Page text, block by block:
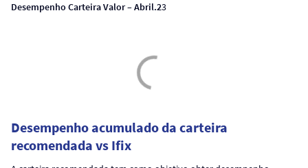
Desempenho Carteira Valor – Abril.23
Desempenho acumulado da carteira
recomendada vs Ifix